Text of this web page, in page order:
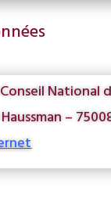
Conseil National
–